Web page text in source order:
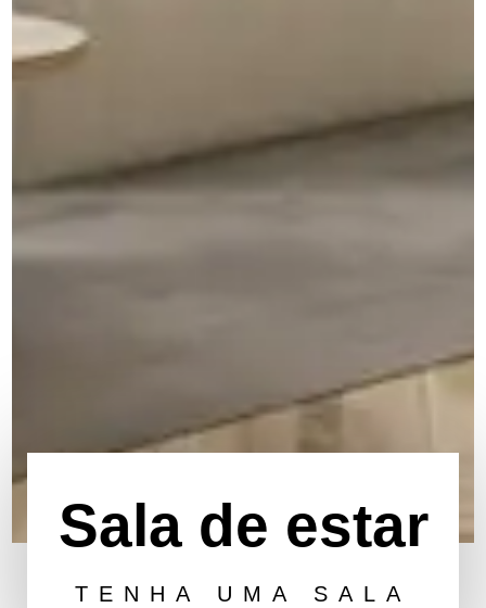
Sala de estar
TENHA UMA SALA